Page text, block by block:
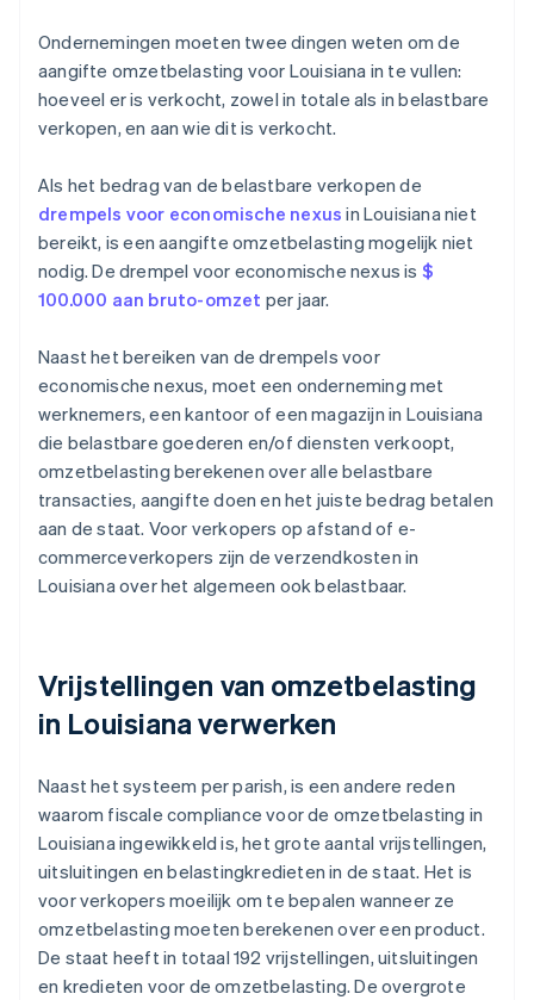
Ondernemingen moeten twee dingen weten om de
aangifte omzetbelasting voor Louisiana in te vullen:
hoeveel er is verkocht, zowel in totale als in belastbare
verkopen, en aan wie dit is verkocht.
Als het bedrag van de belastbare verkopen de
drempels voor economische nexus in Louisiana niet
bereikt, is een aangifte omzetbelasting mogelijk niet
nodig. De drempel voor economische nexus is $
100.000 aan bruto-omzet per jaar.
Naast het bereiken van de drempels voor
economische nexus, moet een onderneming met
werknemers, een kantoor of een magazijn in Louisiana
die belastbare goederen en/of diensten verkoopt,
omzetbelasting berekenen over alle belastbare
transacties, aangifte doen en het juiste bedrag betalen
aan de staat. Voor verkopers op afstand of e-
commerceverkopers zijn de verzendkosten in
Louisiana over het algemeen ook belastbaar.
Vrijstellingen van omzetbelasting
in Louisiana verwerken
Naast het systeem per parish, is een andere reden
waarom fiscale compliance voor de omzetbelasting in
Louisiana ingewikkeld is, het grote aantal vrijstellingen,
uitsluitingen en belastingkredieten in de staat. Het is
voor verkopers moeilijk om te bepalen wanneer ze
omzetbelasting moeten berekenen over een product.
De staat heeft in totaal 192 vrijstellingen, uitsluitingen
en kredieten voor de omzetbelasting. De overgrote